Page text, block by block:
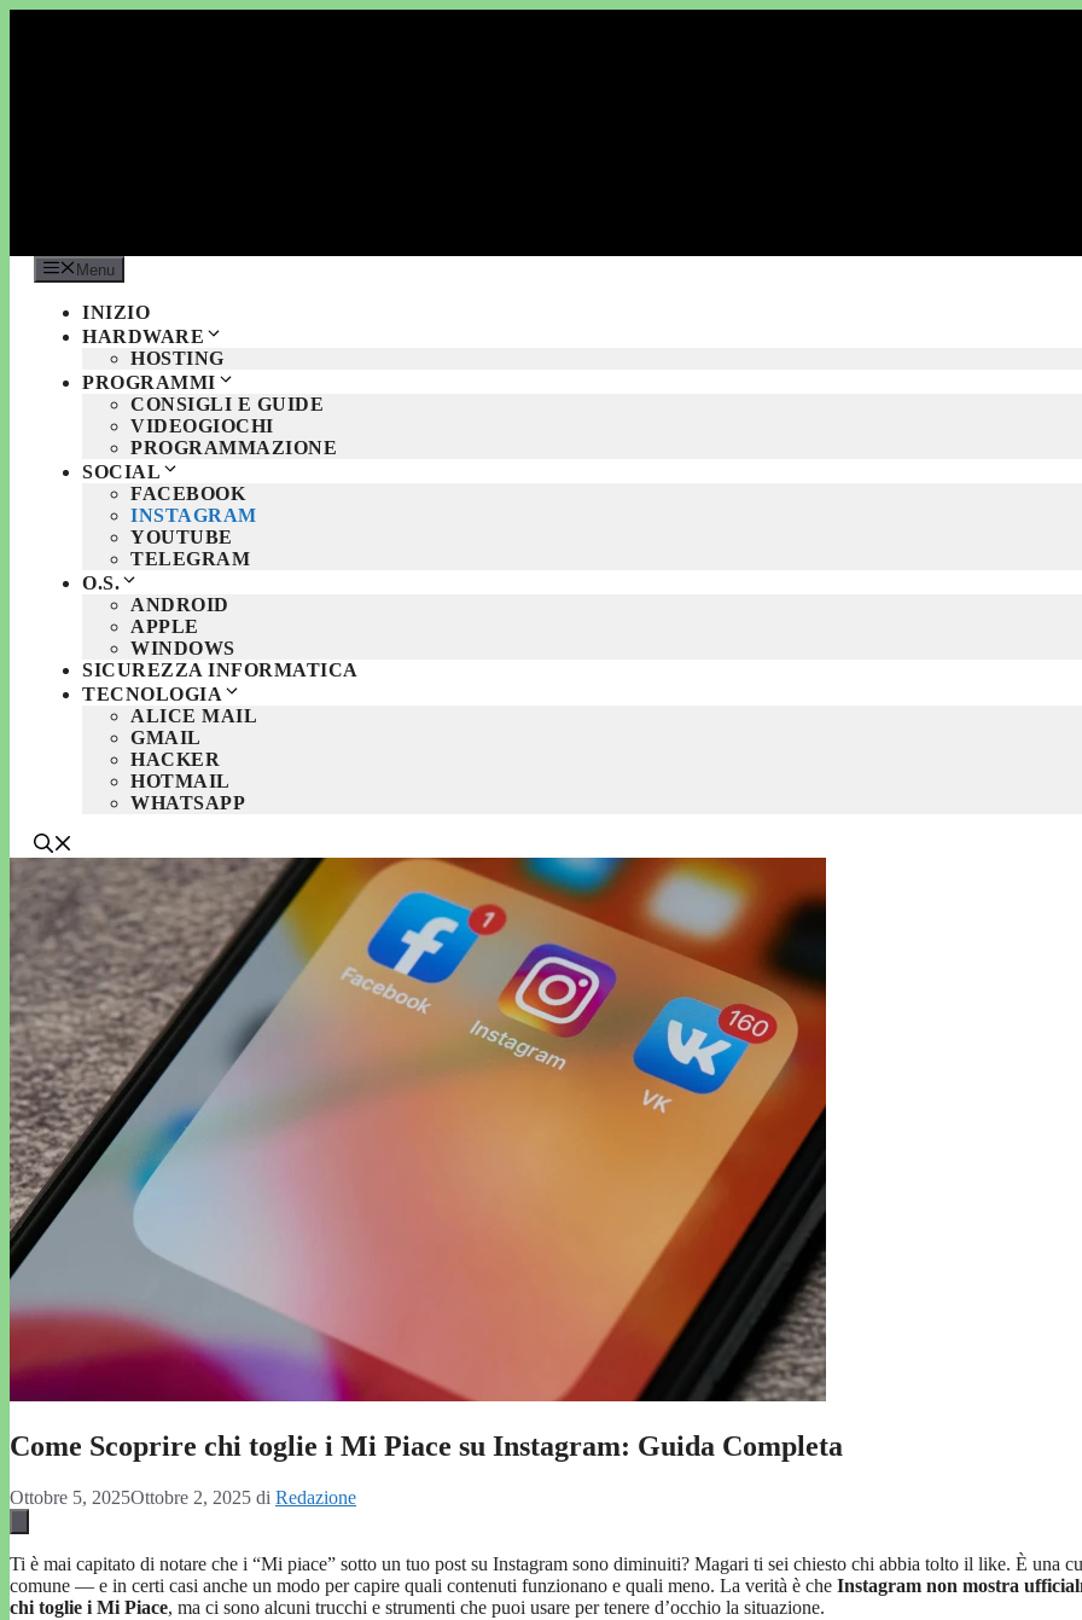
Menu
INIZIO
HARDWARE
HOSTING
PROGRAMMI
CONSIGLI E GUIDE
VIDEOGIOCHI
PROGRAMMAZIONE
SOCIAL
FACEBOOK
INSTAGRAM
YOUTUBE
TELEGRAM
O.S.
ANDROID
APPLE
WINDOWS
SICUREZZA INFORMATICA
TECNOLOGIA
ALICE MAIL
GMAIL
HACKER
HOTMAIL
WHATSAPP
Come Scoprire chi toglie i Mi Piace su Instagram: Guida Completa
Ottobre 5, 2025Ottobre 2, 2025 di Redazione
Ti è mai capitato di notare che i “Mi piace” sotto un tuo post su Instagram sono diminuiti? Magari ti sei chiesto chi abbia tolto il like. È una
comune — e in certi casi anche un modo per capire quali contenuti funzionano e quali meno. La verità è che Instagram non mostra
chi toglie i Mi Piace, ma ci sono alcuni trucchi e strumenti che puoi usare per tenere d’occhio la situazione.